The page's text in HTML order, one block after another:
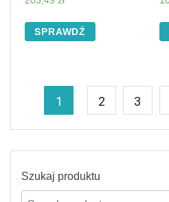
SPRAWDŹ
1 2 3
Szukaj produktu